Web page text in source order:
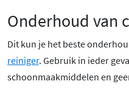
Onderhoud van
Dit kun je het beste
reiniger. Gebruik in ieder
schoonmaakmiddelen en